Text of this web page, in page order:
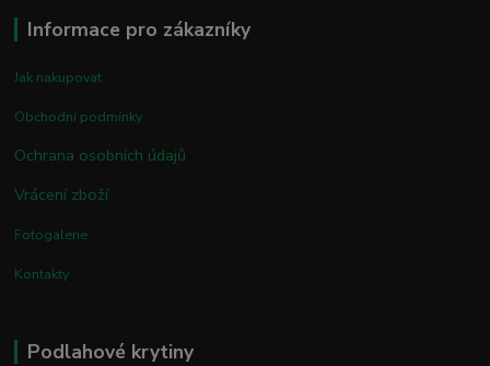
Informace pro zákazníky
Jak nakupovat
Obchodní podmínky
Ochrana osobních údajů
Vrácení zboží
Fotogalerie
Kontakty
Podlahové krytiny